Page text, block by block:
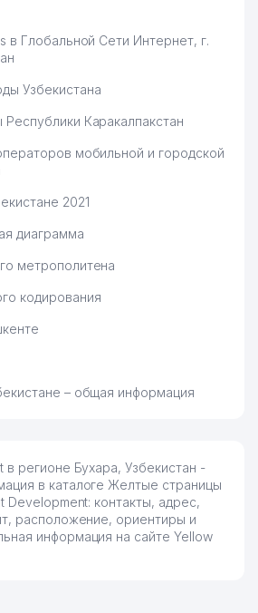
в Глобальной Сети Интернет, г.
Узбекистана
Каракалпакстан
мобильной и городской
2021
диаграмма
метрополитена
кодирования
– общая информация
в регионе Бухара, Узбекистан -
в каталоге Желтые страницы
Development: контакты, адрес,
расположение, ориентиры и
информация на сайте Yellow